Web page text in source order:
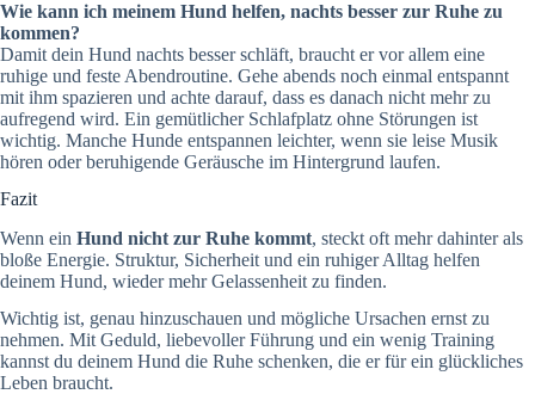
Wie kann ich meinem Hund helfen, nachts besser zur Ruhe zu
kommen?
Damit dein Hund nachts besser schläft, braucht er vor allem eine
ruhige und feste Abendroutine. Gehe abends noch einmal entspannt
mit ihm spazieren und achte darauf, dass es danach nicht mehr zu
aufregend wird. Ein gemütlicher Schlafplatz ohne Störungen ist
wichtig. Manche Hunde entspannen leichter, wenn sie leise Musik
hören oder beruhigende Geräusche im Hintergrund laufen.
Fazit
Wenn ein Hund nicht zur Ruhe kommt, steckt oft mehr dahinter als
bloße Energie. Struktur, Sicherheit und ein ruhiger Alltag helfen
deinem Hund, wieder mehr Gelassenheit zu finden.
Wichtig ist, genau hinzuschauen und mögliche Ursachen ernst zu
nehmen. Mit Geduld, liebevoller Führung und ein wenig Training
kannst du deinem Hund die Ruhe schenken, die er für ein glückliches
Leben braucht.